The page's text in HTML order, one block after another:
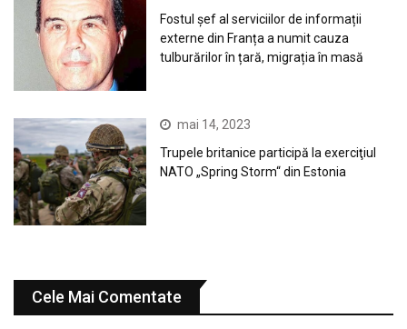
Fostul șef al serviciilor de informații
externe din Franța a numit cauza
tulburărilor în țară, migrația în masă
mai 14, 2023
Trupele britanice participă la exerciţiul
NATO „Spring Storm“ din Estonia
Cele Mai Comentate